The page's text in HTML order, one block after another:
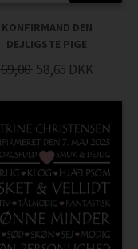
KONFIRMAND DEN
DEJLIGSTE PIGE
69,00 58,65 DKK